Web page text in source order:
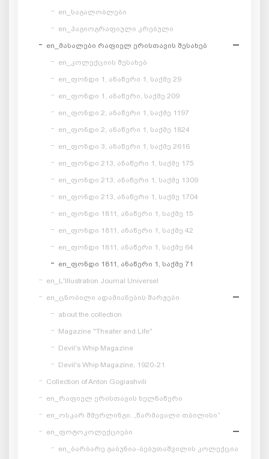
en_საგალობლები
en_ჰაგიოგრაფიული კრებული
en_მასალები რაფიელ ერისთავის შესახებ
en_კოლექციის შესახებ
en_ფონდი 1, ანაწერი 1, საქმე 29
en_ფონდი 1, ანაწერი, საქმე 209
en_ფონდი 2, ანაწერი 1, საქმე 1197
en_ფონდი 2, ანაწერი 1, საქმე 1824
en_ფონდი 3, ანაწერი 1, საქმე 2616
en_ფონდი 213, ანაწერი 1, საქმე 175
en_ფონდი 213, ანაწერი 1, საქმე 1309
en_ფონდი 213, ანაწერი 1, საქმე 1704
en_ფონდი 1811, ანაწერი 1, საქმე 15
en_ფონდი 1811, ანაწერი 1, საქმე 42
en_ფონდი 1811, ანაწერი 1, საქმე 64
en_ფონდი 1811, ანაწერი 1, საქმე 71
en_L'Illustration Journal Universel
en_ცნობილი ადამიანების შარჟები
about the collection
Magazine "Theater and Life"
Devil's Whip Magazine
Devil's Whip Magazine, 1920-21
Collection of Anton Gogiashvili
en_რაფიელ ერისთავის ხელნაწერი
en_ოსკარ შმერლინგი. „წარმავალი თბილისი“
en_ფოტოკოლექციები
en_ბარბარე გაბუნია-ბებუთაშვილის კოლექცია